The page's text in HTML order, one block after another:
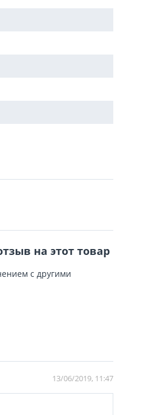
на этот товар
с другими
13/06/2019, 11:47